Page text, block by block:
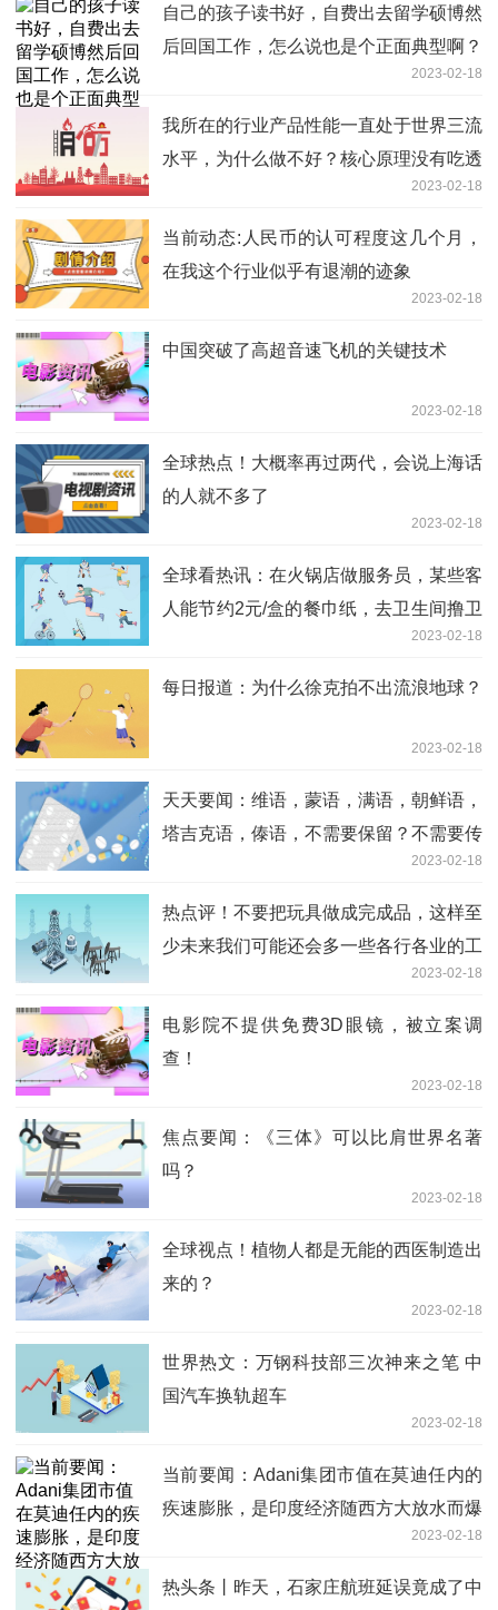
自己的孩子读书好，自费出去留学硕博然
后回国工作，怎么说也是个正面典型啊？
2023-02-18
我所在的行业产品性能一直处于世界三流
水平，为什么做不好？核心原理没有吃透
2023-02-18
当前动态:人民币的认可程度这几个月，
在我这个行业似乎有退潮的迹象
2023-02-18
中国突破了高超音速飞机的关键技术
2023-02-18
全球热点！大概率再过两代，会说上海话
的人就不多了
2023-02-18
全球看热讯：在火锅店做服务员，某些客
人能节约2元/盒的餐巾纸，去卫生间撸卫
2023-02-18
每日报道：为什么徐克拍不出流浪地球？
2023-02-18
天天要闻：维语，蒙语，满语，朝鲜语，
塔吉克语，傣语，不需要保留？不需要传
2023-02-18
热点评！不要把玩具做成完成品，这样至
少未来我们可能还会多一些各行各业的工
2023-02-18
电影院不提供免费3D眼镜，被立案调
查！
2023-02-18
焦点要闻：《三体》可以比肩世界名著
吗？
2023-02-18
全球视点！植物人都是无能的西医制造出
来的？
2023-02-18
世界热文：万钢科技部三次神来之笔 中
国汽车换轨超车
2023-02-18
当前要闻：Adani集团市值在莫迪任内的
疾速膨胀，是印度经济随西方大放水而爆
2023-02-18
热头条丨昨天，石家庄航班延误竟成了中